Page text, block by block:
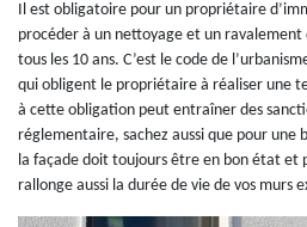
Il est obligatoire pour un propriétaire
procéder à un nettoyage et un ravalement
tous les 10 ans. C’est le code de
qui obligent le propriétaire à réaliser une
à cette obligation peut entraîner des
réglementaire, sachez aussi que pour une
la façade doit toujours être en bon état et
rallonge aussi la durée de vie de vos murs